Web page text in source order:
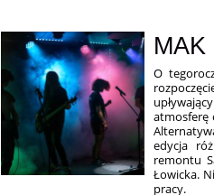
MAK
O
atmosferę
edycja
remontu
Łowicka.
pracy.